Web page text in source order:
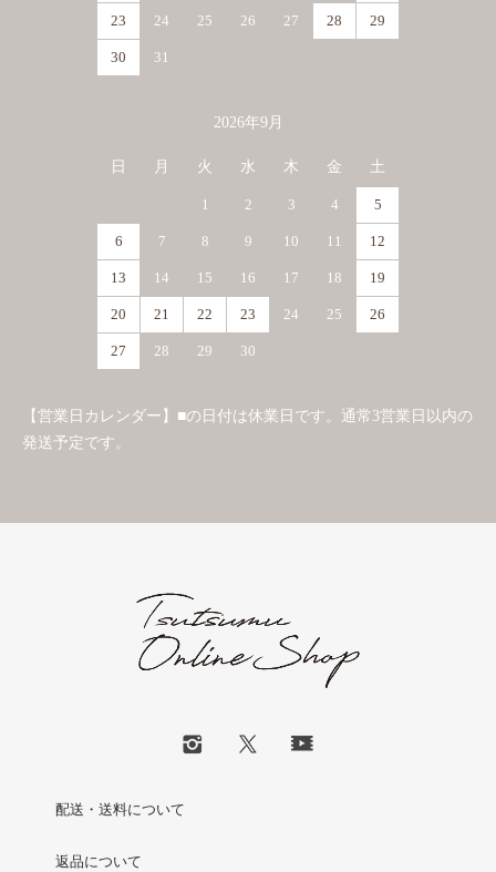
23 24 25 26 27 28 29
30 31
2026年9月
日 月 火 水 木 金 土
1 2 3 4 5
6 7 8 9 10 11 12
13 14 15 16 17 18 19
20 21 22 23 24 25 26
27 28 29 30
【営業日カレンダー】■の日付は休業日です。通常3営業日以内の
発送予定です。
配送・送料について
返品について